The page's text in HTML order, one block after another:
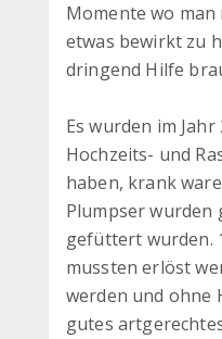
Momente wo man
etwas bewirkt zu
dringend Hilfe
Es wurden im
Hochzeits- und
haben, krank
Plumpser wurden
gefüttert wurden.
mussten erlöst
werden und ohne
gutes